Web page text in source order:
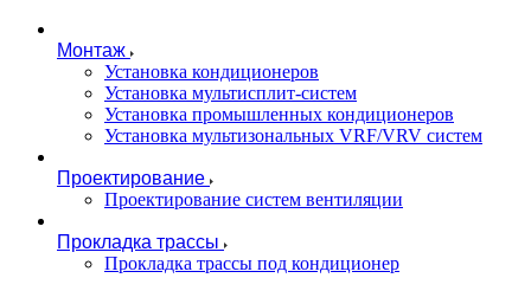
Монтаж
Установка кондиционеров
Установка мультисплит-систем
Установка промышленных кондиционеров
Установка мультизональных VRF/VRV систем
Проектирование
Проектирование систем вентиляции
Прокладка трассы
Прокладка трассы под кондиционер